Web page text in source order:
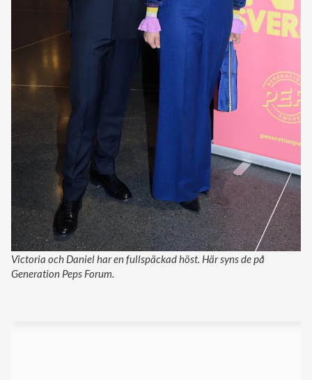
Victoria och Daniel har en fullspäckad höst. Här syns de på
Generation Peps Forum.